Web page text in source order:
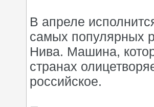
В апреле
самых популярных
Нива. Машина,
странах
российское.